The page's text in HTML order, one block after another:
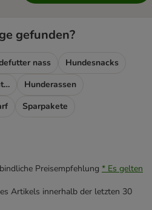
gefunden?
nass
Hundesnacks
Futterergänzung & Spezialfutter
Hunderassen
Sparpakete
Preisempfehlung * Es gelten
Artikels innerhalb der letzten 30